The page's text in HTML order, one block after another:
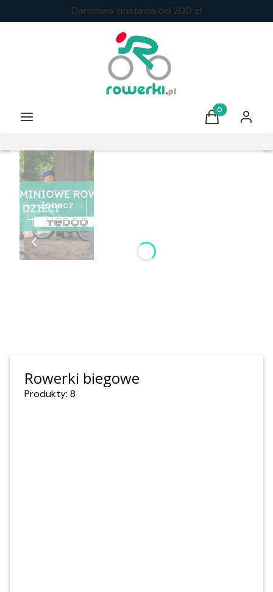
Darmowa dostawa od 200 zł
Menu Produkty w
Koszyk Zaloguj
Zobacz
Rowerki biegowe
Produkty: 8